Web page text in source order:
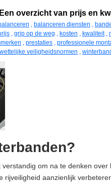
overzicht van prijs en
, balanceren diensten ,
, grip op de weg , kosten , kwaliteit,
, prestaties , professionele
wettelijke veiligheidsnormen ,
om na te denken
rijveiligheid aanzienlijk